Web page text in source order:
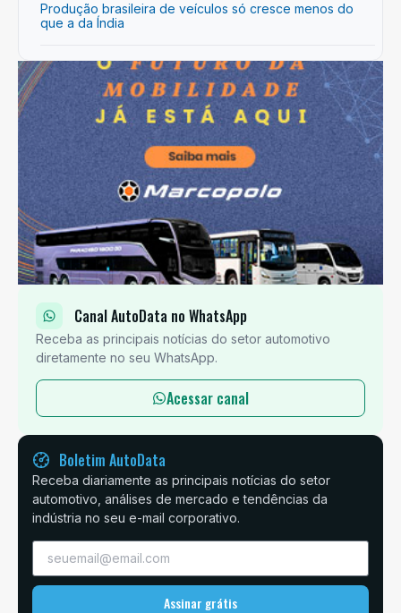
Produção brasileira de veículos só cresce menos do
que a da Índia
Canal AutoData no WhatsApp
Receba as principais notícias do setor automotivo
diretamente no seu WhatsApp.
Acessar canal
Boletim AutoData
Receba diariamente as principais notícias do setor
automotivo, análises de mercado e tendências da
indústria no seu e-mail corporativo.
Assinar grátis